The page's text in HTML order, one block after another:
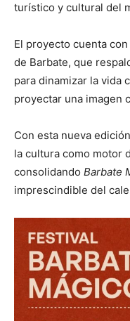
turístico y cultural del
El proyecto cuenta
de Barbate, que
para dinamizar la vida
proyectar una imagen
Con esta nueva
la cultura como motor
consolidando Barbate
imprescindible del